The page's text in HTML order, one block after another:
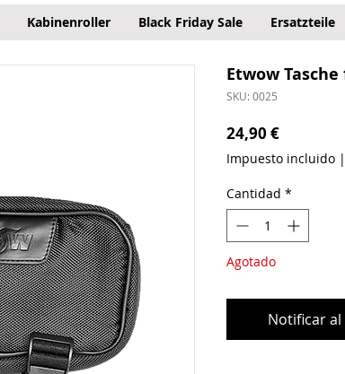
Kabinenroller Black Friday Sale Ersatzteile
Etwow
SKU: 0025
24,90 €Precio
Impuesto incluido|
Cantidad *
Agotado
Notificar